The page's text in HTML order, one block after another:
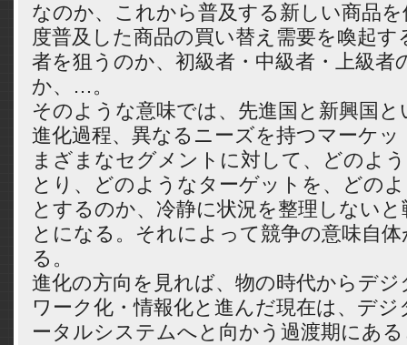
なのか、これから普及する新しい商品
度普及した商品の買い替え需要を喚起す
者を狙うのか、初級者・中級者・上級者
か、…。
そのような意味では、先進国と新興国
進化過程、異なるニーズを持つマーケ
まざまなセグメントに対して、どのよ
とり、どのようなターゲットを、どの
とするのか、冷静に状況を整理しない
とになる。それによって競争の意味自
る。
進化の方向を見れば、物の時代からデ
ワーク化・情報化と進んだ現在は、デ
ータルシステムへと向かう過渡期にあ